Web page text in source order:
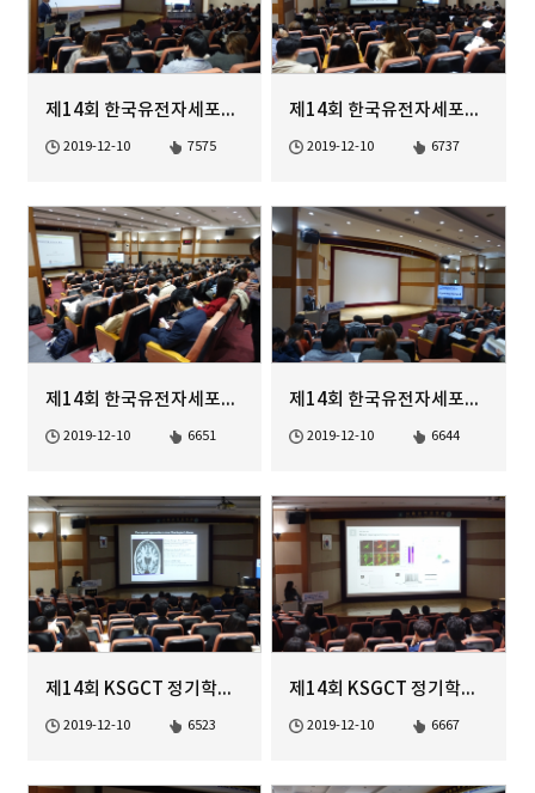
제14회 한국유전자세포치료학회 정기학술대회 Genome Editing Ses...
2019-12-10 7575
제14회 한국유전자세포치료학회 정기학술대회 Educational Sessio...
2019-12-10 6737
제14회 한국유전자세포치료학회 정기학술대회 Educational Sessio...
2019-12-10 6651
제14회 한국유전자세포치료학회 정기학술대회 Opening Remark
2019-12-10 6644
제14회 KSGCT 정기학술대회 Young Scientist Colloquium-6
2019-12-10 6523
제14회 KSGCT 정기학술대회 Young Scientist Colloquium-5
2019-12-10 6667